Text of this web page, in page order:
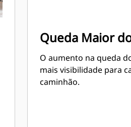
Queda Maior
O aumento na queda
mais visibilidade para
caminhão.